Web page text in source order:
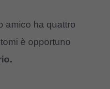
amico ha quattro
è opportuno